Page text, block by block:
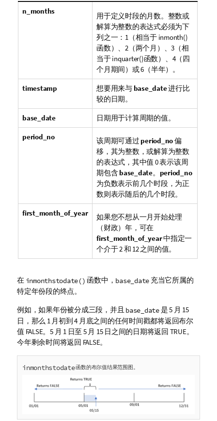
n_months
用于定义时段的月数。整数或
解算为整数的表达式必须为下
列之一：1（相当于 inmonth()
函数）、2（两个月）、3（相
当于inquarter()函数）、4（四
个月期间）或 6（半年）。
timestamp 想要用来与 base_date进行比
较的日期。
base_date 日期用于计算周期的值。
period_no 该周期可通过 period_no偏
移，其为整数，或解算为整数
的表达式，其中值 0 表示该周
期包含 base_date。 period_no
为负数表示前几个时段，为正
数则表示随后的几个时段。
first_month_of_year
如果您不想从一月开始处理
（财政）年，可在
first_month_of_year中指定一
个介于 2 和 12 之间的值。
在 inmonthstodate() 函数中， base_date 充当它所属的
特定年份段的终点。
例如，如果年份被分成三段，并且 base_date是 5 月 15
日，那么 1 月初到 4 月底之间的任何时间戳都将返回布尔
值 FALSE。5 月 1 日至 5 月 15 日之间的日期将返回 TRUE。
今年剩余时间将返回 FALSE。
inmonthstodate函数的布尔值结果范围图。